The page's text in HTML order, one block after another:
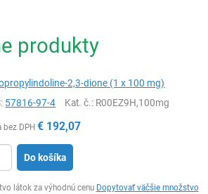
produkty
2,3-dione (1 x 100 mg)
57816-97-4 Kat. č.: R00EZ9H,100mg
bez DPH € 192,07
Do košíka
látok za výhodnú cenu Dopytovať väčšie množstvo